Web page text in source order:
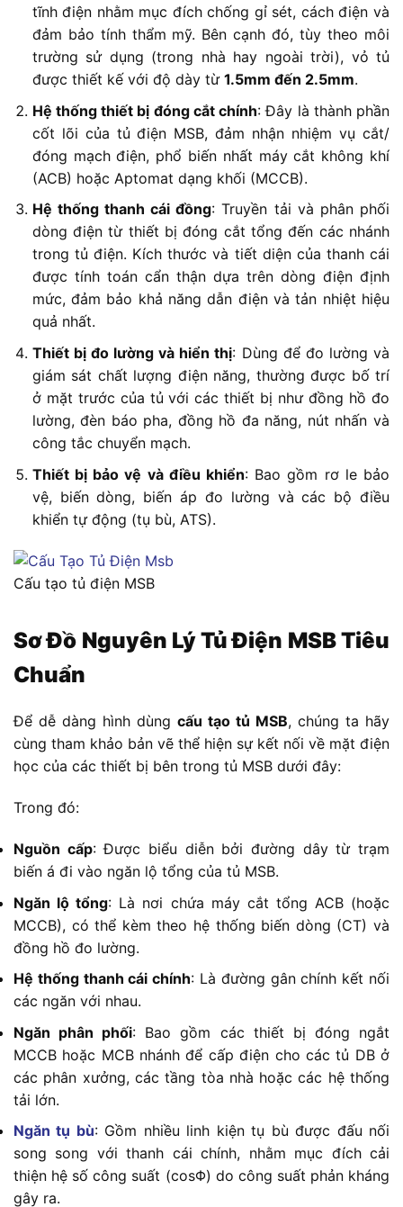
tĩnh điện nhằm mục đích chống gỉ sét, cách điện và
đảm bảo tính thẩm mỹ. Bên cạnh đó, tùy theo môi
trường sử dụng (trong nhà hay ngoài trời), vỏ tủ
được thiết kế với độ dày từ 1.5mm đến 2.5mm.
Hệ thống thiết bị đóng cắt chính: Đây là thành phần
cốt lõi của tủ điện MSB, đảm nhận nhiệm vụ cắt/
đóng mạch điện, phổ biến nhất máy cắt không khí
(ACB) hoặc Aptomat dạng khối (MCCB).
Hệ thống thanh cái đồng: Truyền tải và phân phối
dòng điện từ thiết bị đóng cắt tổng đến các nhánh
trong tủ điện. Kích thước và tiết diện của thanh cái
được tính toán cẩn thận dựa trên dòng điện định
mức, đảm bảo khả năng dẫn điện và tản nhiệt hiệu
quả nhất.
Thiết bị đo lường và hiển thị: Dùng để đo lường và
giám sát chất lượng điện năng, thường được bố trí
ở mặt trước của tủ với các thiết bị như đồng hồ đo
lường, đèn báo pha, đồng hồ đa năng, nút nhấn và
công tắc chuyển mạch.
Thiết bị bảo vệ và điều khiển: Bao gồm rơ le bảo
vệ, biến dòng, biến áp đo lường và các bộ điều
khiển tự động (tụ bù, ATS).
Cấu tạo tủ điện MSB
Sơ Đồ Nguyên Lý Tủ Điện MSB Tiêu
Chuẩn
Để dễ dàng hình dùng cấu tạo tủ MSB, chúng ta hãy
cùng tham khảo bản vẽ thể hiện sự kết nối về mặt điện
học của các thiết bị bên trong tủ MSB dưới đây:
Trong đó:
Nguồn cấp: Được biểu diễn bởi đường dây từ trạm
biến á đi vào ngăn lộ tổng của tủ MSB.
Ngăn lộ tổng: Là nơi chứa máy cắt tổng ACB (hoặc
MCCB), có thể kèm theo hệ thống biến dòng (CT) và
đồng hồ đo lường.
Hệ thống thanh cái chính: Là đường gân chính kết nối
các ngăn với nhau.
Ngăn phân phối: Bao gồm các thiết bị đóng ngắt
MCCB hoặc MCB nhánh để cấp điện cho các tủ DB ở
các phân xưởng, các tầng tòa nhà hoặc các hệ thống
tải lớn.
Ngăn tụ bù: Gồm nhiều linh kiện tụ bù được đấu nối
song song với thanh cái chính, nhằm mục đích cải
thiện hệ số công suất (cosΦ) do công suất phản kháng
gây ra.